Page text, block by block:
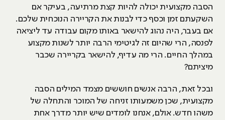
הסבה מקצועית יכולה להיות קצת מרתיעה, בעיקר אם
השקעתם זמן וכסף כדי לבנות את הקריירה הנוכחית שלכם.
אם בעבר, היה נהוג להישאר באותו מקום עבודה עד ליציאה
לפנסה, הרי שהיום זה לגיטימי הרבה יותר לשנות מקצוע
במהלך החיים. הרי מה עדיף, להישאר בקריירה שכבר
מיציתם?
ובכל זאת, הרבה אנשים חוששים מצמד המילים הסבה
מקצועית, שכן משמעותו זניחה של המוכר והתחלה של
משהו חדש. אולם, אנחנו לומדים שיש יותר מדרך אחת